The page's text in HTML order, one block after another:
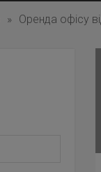
» Оренда офісу